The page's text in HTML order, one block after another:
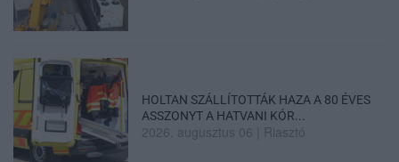
HOLTAN SZÁLLÍTOTTÁK HAZA A 80 ÉVES
ASSZONYT A HATVANI KÓR...
2026. augusztus 06 Riasztó